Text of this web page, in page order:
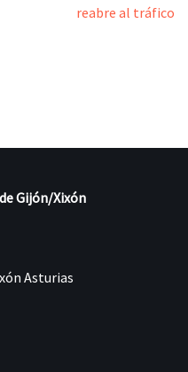
reabre al tráfico
Gijón/Xixón
Asturias